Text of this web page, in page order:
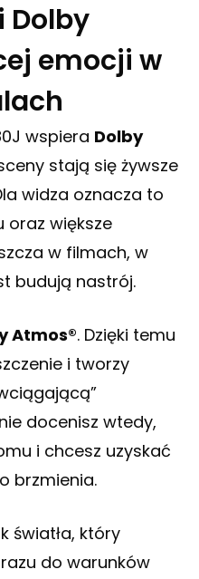
Dolby
emocji w
wspiera Dolby
stają się żywsze
widza oznacza to
oraz większe
w filmach, w
budują nastrój.
Atmos®. Dzięki temu
i tworzy
docenisz wtedy,
i chcesz uzyskać
brzmienia.
światła, który
do warunków